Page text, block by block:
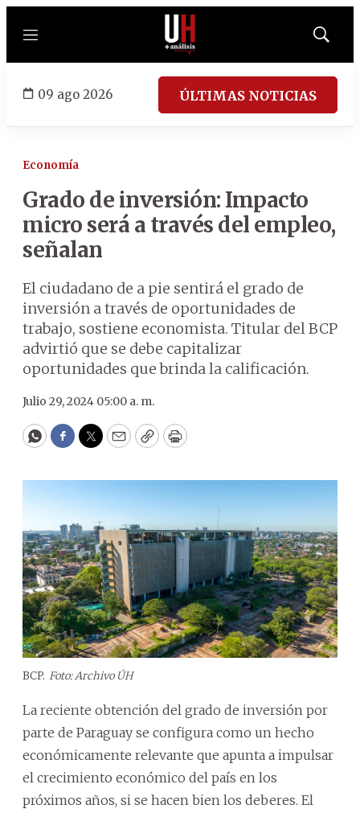
Menú
Mostrar
09 ago 2026 ÚLTIMAS NOTICIAS
Economía
Grado de inversión: Impacto
micro será a través del empleo,
señalan
El ciudadano de a pie sentirá el grado de
inversión a través de oportunidades de
trabajo, sostiene economista. Titular del BCP
advirtió que se debe capitalizar
oportunidades que brinda la calificación.
Julio 29, 2024 05:00 a. m.
WhatsApp
Facebook
Twitter
EmailCopyPrint
BCP. Foto: Archivo ÚH
La reciente obtención del grado de inversión por
parte de Paraguay se configura como un hecho
económicamente relevante que apunta a impulsar
el crecimiento económico del país en los
próximos años, si se hacen bien los deberes. El